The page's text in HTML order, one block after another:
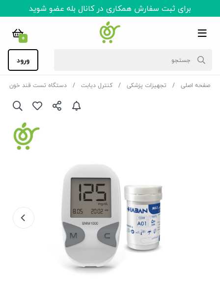
برای ثبت سفارش همکاری در کانال بله عضو شوید
0
ورود
صفحه اصلی تجهیزات پزشکی کنترل دیابت دستگاه تست قند خون